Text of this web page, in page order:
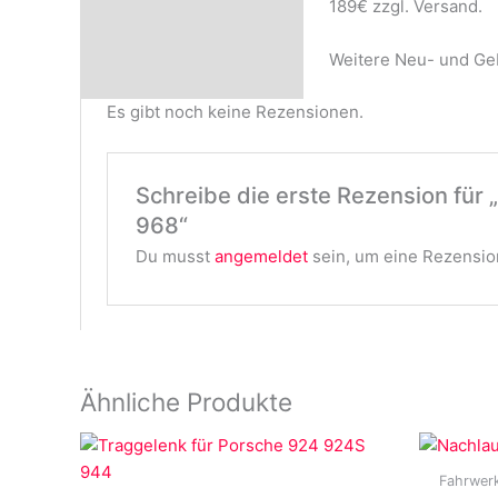
189€ zzgl. Versand.
Weitere Neu- und
Es gibt noch keine Rezensionen.
Schreibe die erste Rezension für
968“
Du musst angemeldetsein, um eine
Ähnliche Produkte